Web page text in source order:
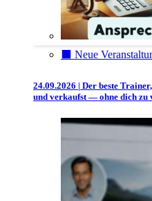
⬛️ Neue
24.09.2026 | Der beste
und verkaufst — ohne dich zu